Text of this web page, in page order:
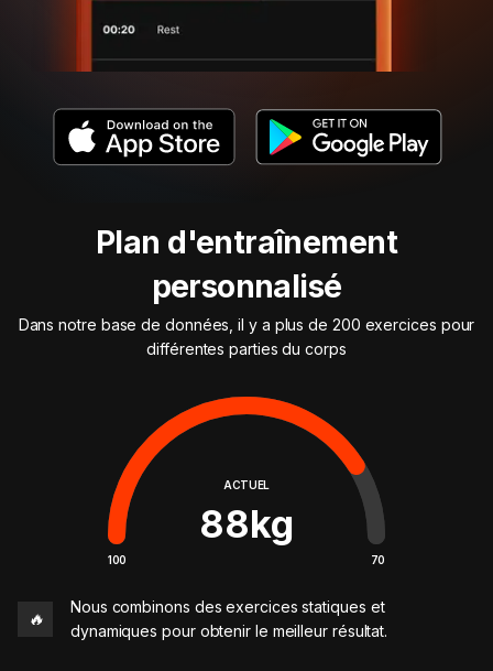
Plan d'entraînement
personnalisé
Dans notre base de données, il y a plus de 200 exercices pour
différentes parties du corps
ACTUEL
88kg
100 70
🔥
Nous combinons des exercices statiques et
dynamiques pour obtenir le meilleur résultat.